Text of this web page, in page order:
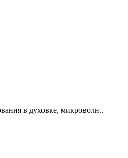
в духовке, микроволн..